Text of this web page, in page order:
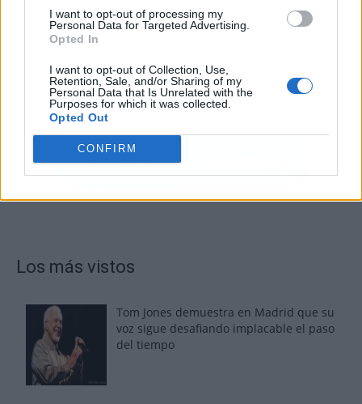
I want to opt-out of processing my
Personal Data for Targeted Advertising.
Opted In
I want to opt-out of Collection, Use,
Retention, Sale, and/or Sharing of my
Personal Data that Is Unrelated with the
Purposes for which it was collected.
Opted Out
CONFIRM
Los más vistos
Tom Jones demuestra en Madrid que su
voz sigue desafiando implacable el paso
del tiempo